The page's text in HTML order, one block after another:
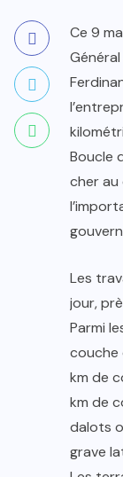
Ce 9
Boucle
cher au
Les
jour,
Parmi
couche
km de
km de
dalots
grave